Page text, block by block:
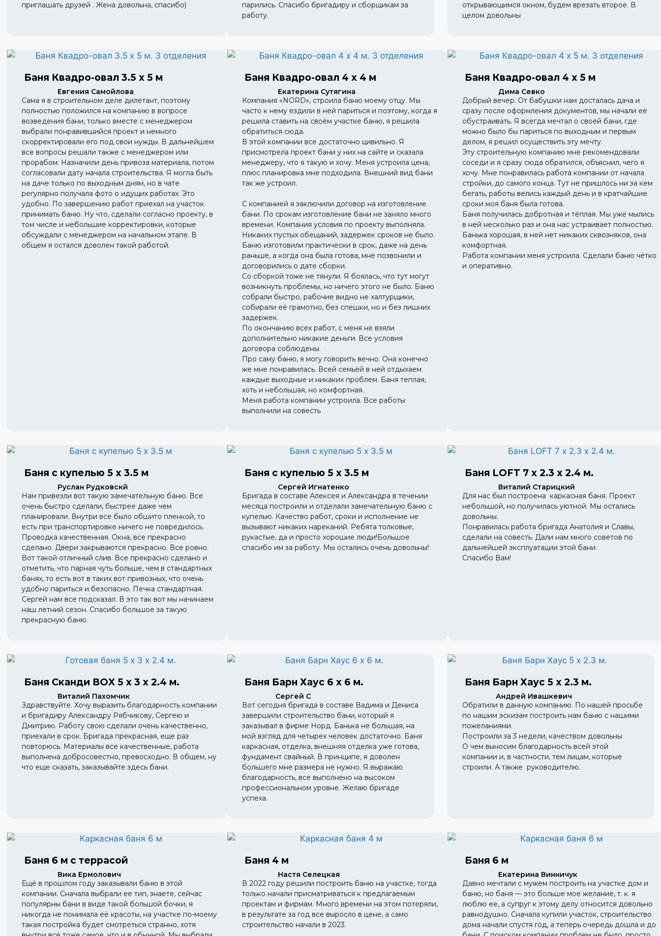
приглашать друзей . Жена довольна, спасибо)
парились. Спасибо бригадиру и сборщикам за
работу.
открывающимся окном, будем врезать второе. В
целом довольны
Баня Квадро-овал 3.5 х 5 м
Евгения Самойлова
Сама я в строительном деле дилетант, поэтому
полностью положился на компанию в вопросе
возведения бани, только вместе с менеджером
выбрали понравившийся проект и немного
скорректировали его под свои нужды. В дальнейшем
все вопросы решали также с менеджером или
прорабом. Назначили день привоза материала, потом
согласовали дату начала строительства. Я могла быть
на даче только по выходным дням, но в чате
регулярно получала фото о идущих работах. Это
удобно. По завершению работ приехал на участок
принимать баню. Ну что, сделали согласно проекту, в
том числе и небольшие корректировки, которые
обсуждали с менеджером на начальном этапе. В
общем я остался доволен такой работой.
Баня Квадро-овал 4 х 4 м
Екатерина Сутягина
Компания «NORD», строила баню моему отцу. Мы
часто к нему ездили в ней париться и поэтому, когда я
решила ставить на своём участке баню, я решила
обратиться сюда.
В этой компании все достаточно цивильно. Я
присмотрела проект бани у них на сайте и сказала
менеджеру, что я такую и хочу. Меня устроила цена,
плюс планировка мне подходила. Внешний вид бани
так же устроил.
С компанией я заключили договор на изготовление
бани. По срокам изготовление бани не заняло много
времени. Компания условия по проекту выполняла.
Никаких пустых обещаний, задержек сроков не было.
Баню изготовили практически в срок, даже на день
раньше, а когда она была готова, мне позвонили и
договорились о дате сборки.
Со сборкой тоже не тянули. Я боялась, что тут могут
возникнуть проблемы, но ничего этого не было. Баню
собрали быстро, рабочие видно не халтурщики,
собирали её грамотно, без спешки, но и без лишних
задержек.
По окончанию всех работ, с меня не взяли
дополнительно никакие деньги. Все условия
договора соблюдены.
Про саму баню, я могу говорить вечно. Она конечно
же мне понравилась. Всей семьёй в ней отдыхаем
каждые выходные и никаких проблем. Баня теплая,
хоть и небольшая, но комфортная.
Меня работа компании устроила. Все работы
выполнили на совесть
Баня Квадро-овал 4 х 5 м
Дима Севко
Добрый вечер. От бабушки нам досталась дача и
сразу после оформления документов, мы начали её
обустраивать. Я всегда мечтал о своей бани, где
можно было бы париться по выходным и первым
делом, я решил осуществить эту мечту.
Эту строительную компанию мне рекомендовали
соседи и я сразу сюда обратился, объяснил, чего я
хочу. Мне понравилась работа компании от начала
стройки, до самого конца. Тут не пришлось ни за кем
бегать, работы велись каждый день и в кратчайшие
сроки моя баня была готова.
Баня получилась добротная и тёплая. Мы уже мылись
в ней несколько раз и она нас устраивает полностью.
Банька хорошая, в ней нет никаких сквозняков, она
комфортная.
Работа компании меня устроила. Сделали баню чётко
и оперативно.
Баня с купелью 5 х 3.5 м
Руслан Рудковскй
Нам привезли вот такую замечательную баню. Все
очень быстро сделали, быстрее даже чем
планировали. Внутри все было обшито пленкой, то
есть при транспортировке ничего не повредилось.
Проводка качественная. Окна, все прекрасно
сделано. Двери закрываются прекрасно. Все ровно.
Вот такой отличный слив. Все прекрасно сделано и
отметить, что парная чуть больше, чем в стандартных
банях, то есть вот в таких вот привозных, что очень
удобно париться и безопасно. Печка стандартная.
Сергей нам все подсказал. В это так вот мы начинаем
наш летний сезон. Спасибо большое за такую
прекрасную баню.
Баня с купелью 5 х 3.5 м
Сергей Игнатенко
Бригада в составе Алексея и Александра в течении
месяца построили и отделали замечательную баню с
купелью. Качество работ, сроки и исполнение не
вызывают никаких нареканий. Ребята толковые,
рукастые, да и просто хорошие люди!Большое
спасибо им за работу. Мы остались очень довольны!
Баня LOFT 7 х 2.3 х 2.4 м.
Виталий Старицкий
Для нас был построена каркасная баня. Проект
небольшой, но получилась уютной. Мы остались
довольны.
Понравилась работа бригада Анатолия и Славы,
сделали на совесть. Дали нам много советов по
дальнейшей эксплуатации этой бани.
Спасибо Вам!
Баня Сканди BOX 5 х 3 х 2.4 м.
Виталий Пахомчик
Здравствуйте. Хочу выразить благодарность компании
и бригадиру Александру Рябчикову, Сергею и
Дмитрию. Работу свою сделали очень качественно,
приехали в срок. Бригада прекрасная, еще раз
повторюсь. Материалы все качественные, работа
выполнена добросовестно, превосходно. В общем, ну
что еще сказать, заказывайте здесь бани.
Баня Барн Хаус 6 х 6 м.
Сергей С
Вот сегодня бригада в составе Вадима и Дениса
завершили строительство бани, который я
заказывал в фирме Норд. Банька не большая, на
мой взгляд для четырех человек достаточно. Баня
каркасная, отделка, внешняя отделка уже готова,
фундамент свайный. В принципе, я доволен
большего мне размера не нужно. Я выражаю
благодарность, все выполнено на высоком
профессиональном уровне. Желаю бригаде
успеха.
Баня Барн Хаус 5 х 2.3 м.
Андрей Ивашкевич
Обратили в данную компанию. По нашей просьбе
по нашим эскизам построить нам баню с нашими
пожеланиями.
Построили за 3 недели, качеством довольны
О чем выносим благодарность всей этой
компании и, в частности, тем лицам, которые
строили. А также руководителю.
Баня 6 м с террасой
Вика Ермолович
Ещё в прошлом году заказывали баню в этой
компании. Сначала выбрали ее тип, знаете, сейчас
популярны бани в виде такой большой бочки, я
никогда не понимала её красоты, на участке по-моему
такая постройка будет смотреться странно, хотя
Баня 4 м
Настя Селецкая
В 2022 году решили построить баню на участке, тогда
только начали присматриваться к предлагаемым
проектам и фирмам. Много времени на этом потеряли,
в результате за год все выросло в цене, а само
строительство начали в 2023.
Баня 6 м
Екатерина Винничук
Давно мечтали с мужем построить на участке дом и
баню, но баня — это больше мое желание, т. к. я
люблю ее, а супруг к этому делу относится довольно
равнодушно. Сначала купили участок, строительство
дома начали спустя год, а теперь очередь дошла и до